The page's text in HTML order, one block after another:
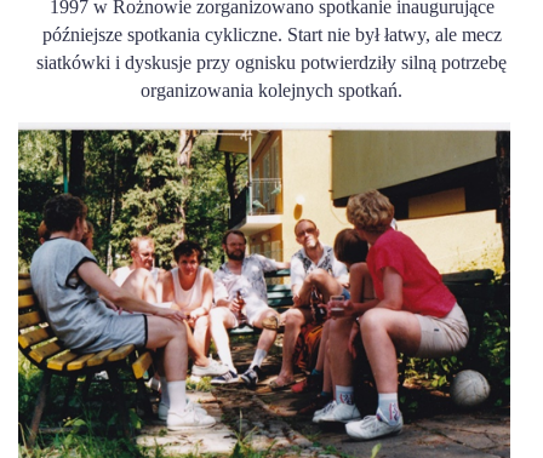
1997 w Rożnowie zorganizowano spotkanie inaugurujące
późniejsze spotkania cykliczne. Start nie był łatwy, ale mecz
siatkówki i dyskusje przy ognisku potwierdziły silną potrzebę
organizowania kolejnych spotkań.